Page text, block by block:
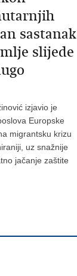
sastanak
slijede
izjavio je
Europske
migrantsku krizu
uz snažnije
jačanje zaštite